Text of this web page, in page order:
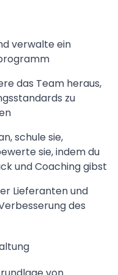
verwalte ein
das Team heraus,
zu
schule sie,
sie, indem du
und Coaching gibst
Lieferanten und
des